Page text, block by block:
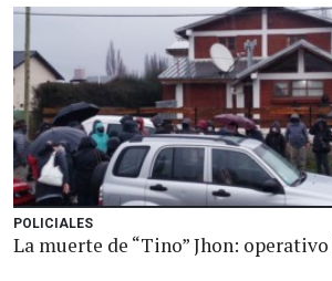
POLICIALES
La muerte de “Tino” Jhon: